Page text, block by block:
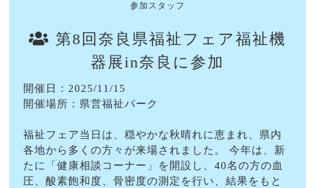
参加スタッフ
第8回奈良県福祉フェア福祉機
器展in奈良に参加
開催日：2025/11/15
開催場所：県営福祉パーク
福祉フェア当日は、穏やかな秋晴れに恵まれ、県内
各地から多くの方々が来場されました。 今年は、新
たに「健康相談コーナー」を開設し、40名の方の血
圧、酸素飽和度、骨密度の測定を行い、結果をもと